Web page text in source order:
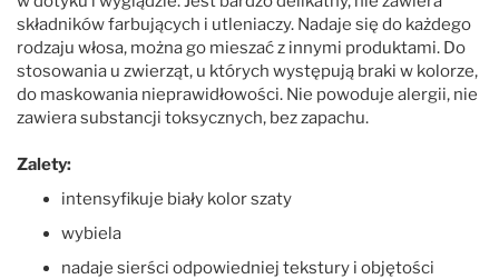
składników farbujących i utleniaczy. Nadaje się do każdego
rodzaju włosa, można go mieszać z innymi produktami. Do
stosowania u zwierząt, u których występują braki w kolorze,
do maskowania nieprawidłowości. Nie powoduje alergii, nie
zawiera substancji toksycznych, bez zapachu.
Zalety:
intensyfikuje biały kolor szaty
wybiela
nadaje sierści odpowiedniej tekstury i objętości